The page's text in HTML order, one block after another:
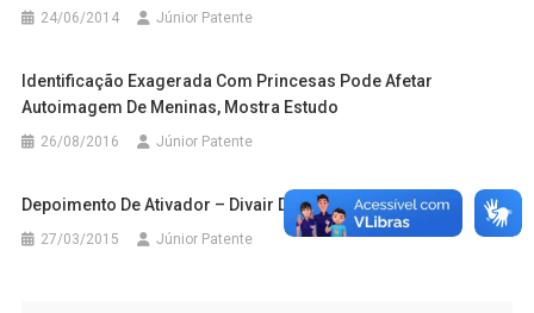
24/06/2014 Júnior Patente
Identificação Exagerada Com Princesas Pode Afetar
Autoimagem De Meninas, Mostra Estudo
26/08/2016 Júnior Patente
Depoimento De Ativador – Divair Da Silva
27/03/2015 Júnior Patente